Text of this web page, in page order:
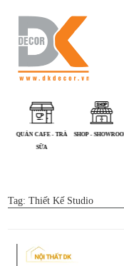
QUÁN CAFE - TRÀ
SHOP - SHOWROOM
Tag:Thiết Kế Studio